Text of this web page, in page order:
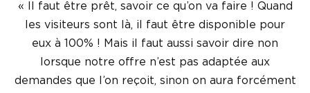
« Il faut être prêt, savoir ce qu’on va faire ! Quand
les visiteurs sont là, il faut être disponible pour
eux à 100% ! Mais il faut aussi savoir dire non
lorsque notre offre n’est pas adaptée aux
demandes que l’on reçoit, sinon on aura forcément